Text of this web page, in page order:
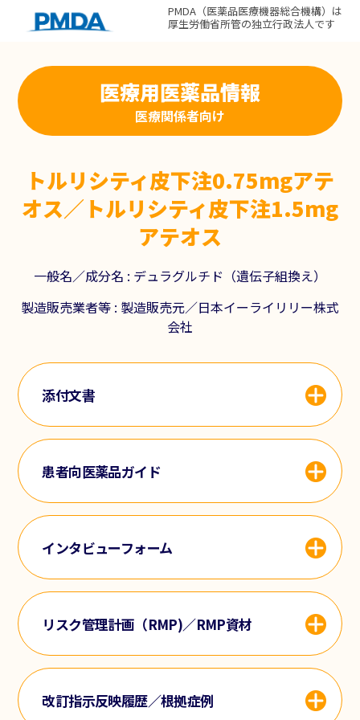
PMDA（医薬品医療機器総合機構）は
厚生労働省所管の独立行政法人です
医療用医薬品情報
医療関係者向け
トルリシティ皮下注0.75mgアテ
オス／トルリシティ皮下注1.5mg
アテオス
一般名／成分名 : デュラグルチド（遺伝子組換え）
製造販売業者等 : 製造販売元／日本イーライリリー株式
会社
添付文書
患者向医薬品ガイド
インタビューフォーム
リスク管理計画（RMP)／RMP資材
改訂指示反映履歴／根拠症例